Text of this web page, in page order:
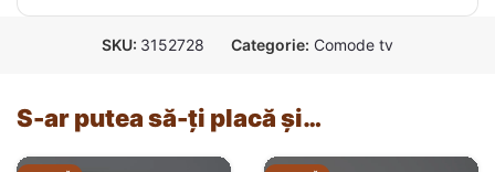
SKU: 3152728 Categorie: Comode tv
S-ar putea să-ți placă și…